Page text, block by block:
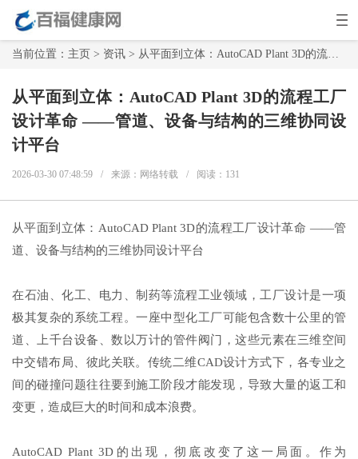
当前位置： 主页 > 资讯 > 从平面到立体：AutoCAD Plant 3D的流程工厂设计革命 ——管道、设备与结构的三维协同设计平台
从平面到立体：AutoCAD Plant 3D的流程工厂
设计革命 ——管道、设备与结构的三维协同设
计平台
2026-03-30 07:48:59 / 来源：网络转载 / 阅读： 131
从平面到立体：AutoCAD Plant 3D的流程工厂设计革命 ——管
道、设备与结构的三维协同设计平台
在石油、化工、电力、制药等流程工业领域，工厂设计是一项
极其复杂的系统工程。一座中型化工厂可能包含数十公里的管
道、上千台设备、数以万计的管件阀门，这些元素在三维空间
中交错布局、彼此关联。传统二维CAD设计方式下，各专业之
间的碰撞问题往往要到施工阶段才能发现，导致大量的返工和
变更，造成巨大的时间和成本浪费。
AutoCAD Plant 3D的出现，彻底改变了这一局面。作为